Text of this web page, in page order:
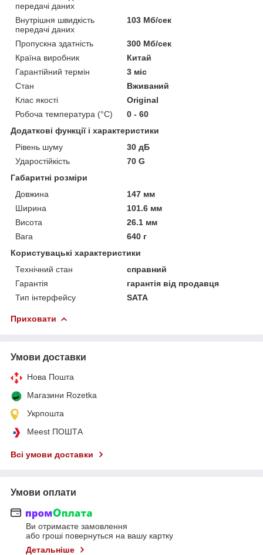
передачі даних
Внутрішня швидкість
передачі даних
103 Мб/сек
Пропускна здатність
300 Мб/сек
Країна виробник
Китай
Гарантійний термін
3 міс
Стан
Вживаний
Клас якості
Original
Робоча температура (°C)
0 - 60
Додаткові функції і характеристики
Рівень шуму
30 дБ
Ударостійкість
70 G
Габаритні розміри
Довжина
147 мм
Ширина
101.6 мм
Висота
26.1 мм
Вага
640 г
Користувацькі характеристики
Технічний стан
справний
Гарантія
гарантія від продавця
Тип інтерфейсу
SATA
Приховати
Умови доставки
Нова Пошта
Магазини Rozetka
Укрпошта
Meest ПОШТА
Всі умови доставки
Умови оплати
Ви отримаєте замовлення
або гроші повернуться на вашу картку
Детальніше